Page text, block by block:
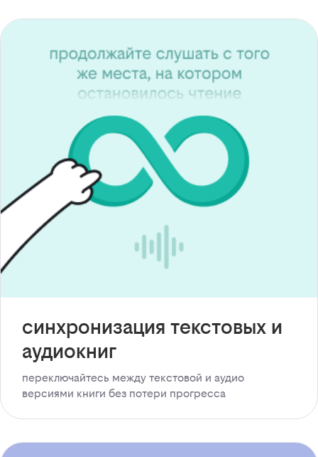
синхронизация текстовых и
аудиокниг
переключайтесь между текстовой и аудио
версиями книги без потери прогресса